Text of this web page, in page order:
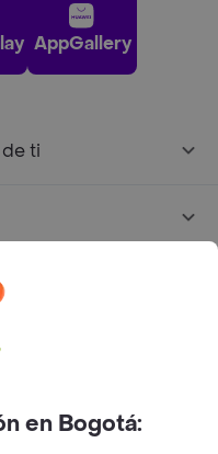
AppGallery
ti
en Bogotá: